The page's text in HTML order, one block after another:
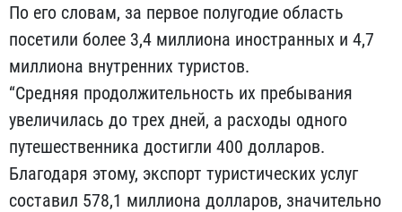
По его словам, за первое полугодие область
посетили более 3,4 миллиона иностранных и 4,7
миллиона внутренних туристов.
“Средняя продолжительность их пребывания
увеличилась до трех дней, а расходы одного
путешественника достигли 400 долларов.
Благодаря этому, экспорт туристических услуг
составил 578,1 миллиона долларов, значительно